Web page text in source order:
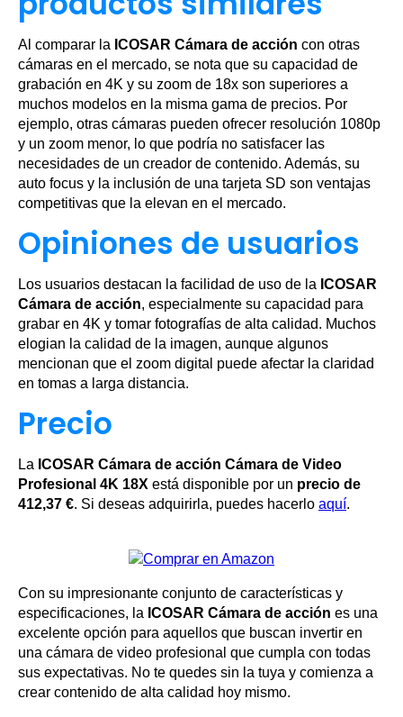
Al comparar la ICOSAR Cámara de acción con otras
cámaras en el mercado, se nota que su capacidad de
grabación en 4K y su zoom de 18x son superiores a
muchos modelos en la misma gama de precios. Por
ejemplo, otras cámaras pueden ofrecer resolución 1080p
y un zoom menor, lo que podría no satisfacer las
necesidades de un creador de contenido. Además, su
auto focus y la inclusión de una tarjeta SD son ventajas
competitivas que la elevan en el mercado.
Opiniones de usuarios
Los usuarios destacan la facilidad de uso de la ICOSAR
Cámara de acción, especialmente su capacidad para
grabar en 4K y tomar fotografías de alta calidad. Muchos
elogian la calidad de la imagen, aunque algunos
mencionan que el zoom digital puede afectar la claridad
en tomas a larga distancia.
Precio
La ICOSAR Cámara de acción Cámara de Video
Profesional 4K 18X está disponible por un precio de
412,37 €. Si deseas adquirirla, puedes hacerlo aquí.
Con su impresionante conjunto de características y
especificaciones, la ICOSAR Cámara de acción es una
excelente opción para aquellos que buscan invertir en
una cámara de video profesional que cumpla con todas
sus expectativas. No te quedes sin la tuya y comienza a
crear contenido de alta calidad hoy mismo.